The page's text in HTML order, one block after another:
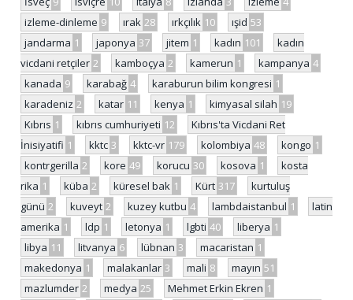
izleme-dinleme 9 ırak 28 ırkçılık 10 ışid 53
jandarma 1 japonya 37 jitem 1 kadın 101
kadın
vicdani retçiler 2 kamboçya 2 kamerun 1 kampanya 4
kanada 9 karabağ 4 karaburun bilim kongresi 1
karadeniz 2 katar 11 kenya 1 kimyasal silah 19
Kıbrıs 1 kıbrıs cumhuriyeti 12
Kıbrıs'ta Vicdani Ret
İnisiyatifi 1 kktc 3 kktc-vr 179 kolombiya 48 kongo 1
kontrgerilla 2 kore 49 korucu 30 kosova 1
kosta
rika 1 küba 2 küresel bak 1 Kürt 317
kurtuluş
günü 2 kuveyt 2 kuzey kutbu 4 lambdaistanbul 1
latin
amerika 1 ldp 1 letonya 1 lgbti 40 liberya 1
libya 11 litvanya 6 lübnan 3 macaristan 1
makedonya 1 malakanlar 3 mali 8 mayın 51
mazlumder 2 medya 25 Mehmet Erkin Ekren 1